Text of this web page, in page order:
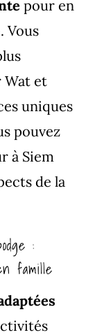
pour en
Vous
Wat et
uniques
pouvez
à Siem
de la
:
famille